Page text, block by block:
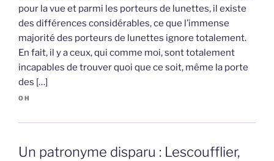
pour la vue et parmi les porteurs de lunettes, il existe
des différences considérables, ce que l’immense
majorité des porteurs de lunettes ignore totalement.
En fait, il y a ceux, qui comme moi, sont totalement
incapables de trouver quoi que ce soit, même la porte
des […]
OH
Un patronyme disparu : Lescoufflier,